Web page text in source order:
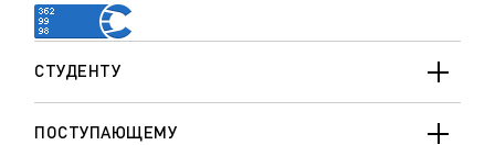
СТУДЕНТУ
ПОСТУПАЮЩЕМУ